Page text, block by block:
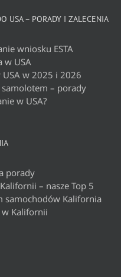
USA – PORADY I ZALECENIA
wniosku ESTA
w USA
USA w 2025 i 2026
samolotem – porady
w USA?
porady
– nasze Top 5
samochodów Kalifornia
Kalifornii